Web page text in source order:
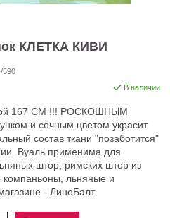
КЛЕТКА КИВИ
590
В наличии
167 СМ !!! РОСКОШНЫМ
и сочным цветом украсит
состав ткани "позаботится"
Вуаль применима для
штор, римских штор из
компаньоны, льняные и
- ЛиноБалт.